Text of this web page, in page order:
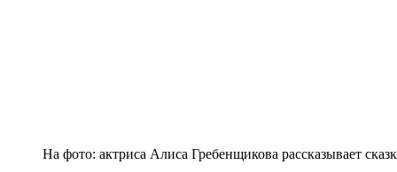
На фото: актриса Алиса Гребенщикова рассказывает